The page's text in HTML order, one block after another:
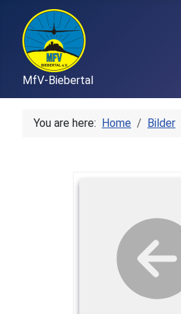
MfV-Biebertal
You are here: Home Bilder